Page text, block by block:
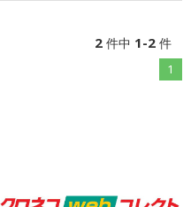
2件中 1-2件
1